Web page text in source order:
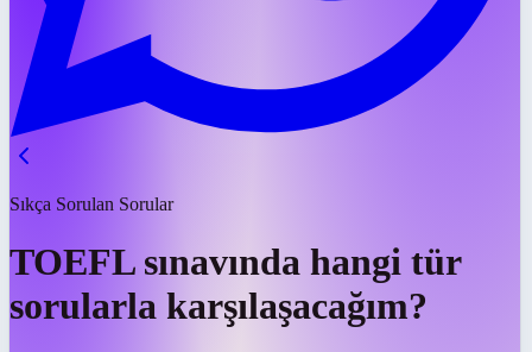
Sıkça Sorulan Sorular
TOEFL sınavında hangi tür
sorularla karşılaşacağım?